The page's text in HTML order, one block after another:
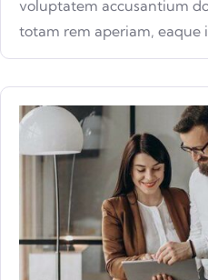
voluptatem accusantium
totam rem aperiam, eaque